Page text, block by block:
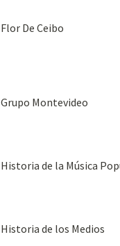
Flor De Ceibo
Grupo Montevideo
Historia de la Música
Historia de los Medios